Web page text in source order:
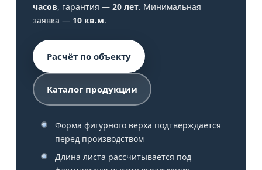
часов, гарантия — 20 лет. Минимальная
заявка — 10 кв.м.
Расчёт по объекту
Каталог продукции
Форма фигурного верха подтверждается
перед производством
Длина листа рассчитывается под